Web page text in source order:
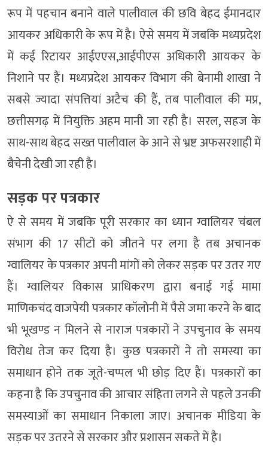
रूप में पहचान बनाने वाले पालीवाल की छवि बेहद ईमानदार
आयकर अधिकारी के रूप में है। ऐसे समय में जबकि मध्यप्रदेश
में कई रिटायर आईएएस,आईपीएस अधिकारी आयकर के
निशाने पर हैं। मध्यप्रदेश आयकर विभाग की बेनामी शाखा ने
सबसे ज्यादा संपत्तियां अटैच की हैं, तब पालीवाल की मप्र,
छत्तीसगढ़ में नियुक्ति अहम मानी जा रही है। सरल, सहज के
साथ-साथ बेहद सख्त पालीवाल के आने से भ्रष्ट अफसरशाही में
बैचेनी देखी जा रही है।
सड़क पर पत्रकार
ऐ से समय में जबकि पूरी सरकार का ध्यान ग्वालियर चंबल
संभाग की 17 सीटों को जीतने पर लगा है तब अचानक
ग्वालियर के पत्रकार अपनी मांगों को लेकर सड़क पर उतर गए
हैं। ग्वालियर विकास प्राधिकरण द्वारा बनाई गई मामा
माणिकचंद वाजपेयी पत्रकार कॉलोनी में पैसे जमा करने के बाद
भी भूखण्ड न मिलने से नाराज पत्रकारों ने उपचुनाव के समय
विरोध तेज कर दिया है। कुछ पत्रकारों ने तो समस्या का
समाधान होने तक जूते-चप्पल भी छोड़ दिए हैं। पत्रकारों का
कहना है कि उपचुनाव की आचार संहिता लगने से पहले उनकी
समस्याओं का समाधान निकाला जाए। अचानक मीडिया के
सड़क पर उतरने से सरकार और प्रशासन सकते में है।